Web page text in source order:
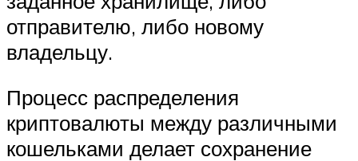
отправителю, либо новому
владельцу.
Процесс распределения
криптовалюты между различными
кошельками делает сохранение